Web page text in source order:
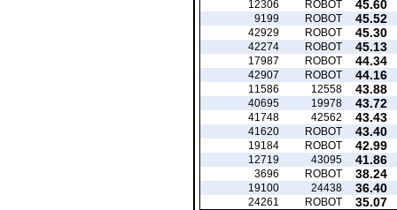
45.60
ROBOT
12306
45.52
ROBOT
9199
45.30
ROBOT
42929
45.13
ROBOT
42274
44.34
ROBOT
17987
44.16
ROBOT
42907
43.88
12558
11586
43.72
19978
40695
43.43
42562
41748
43.40
ROBOT
41620
42.99
ROBOT
19184
41.86
43095
12719
38.24
ROBOT
3696
36.40
24438
19100
35.07
ROBOT
24261